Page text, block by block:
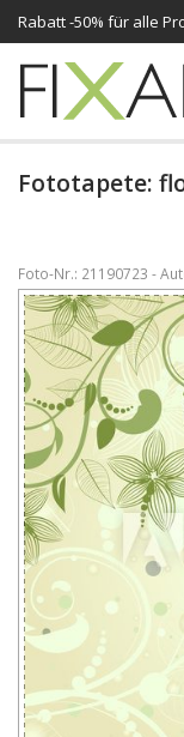
Rabatt -50% für alle
Fototapete:
Foto-Nr.: 21190723 -